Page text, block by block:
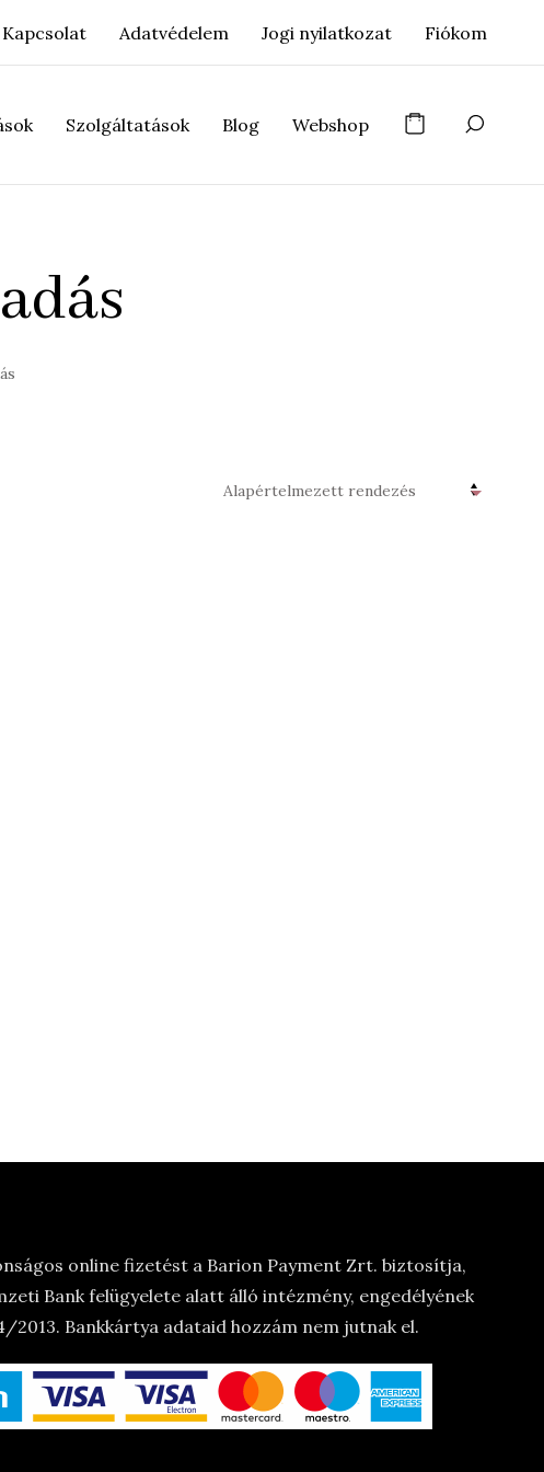
Kapcsolat Adatvédelem Jogi nyilatkozat Fiókom
Szolgáltatások Blog Webshop
online fizetést a Barion Payment Zrt. biztosítja,
Bank felügyelete alatt álló intézmény, engedélyének
2013. Bankkártya adataid hozzám nem jutnak el.